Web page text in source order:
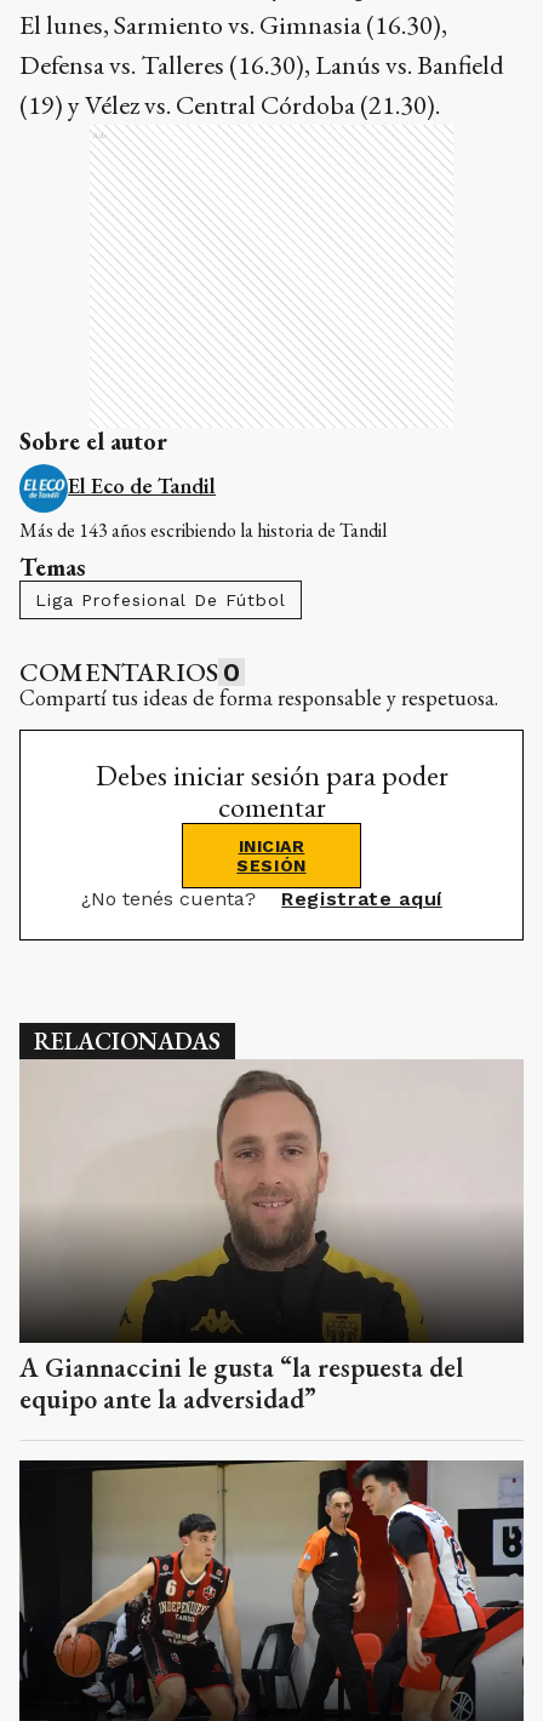
El lunes, Sarmiento vs. Gimnasia (16.30),
Defensa vs. Talleres (16.30), Lanús vs. Banfield
(19) y Vélez vs. Central Córdoba (21.30).
Ads
Sobre el autor
El Eco de Tandil
Más de 143 años escribiendo la historia de Tandil
Temas
Liga Profesional De Fútbol
COMENTARIOS 0
Compartí tus ideas de forma responsable y respetuosa.
Debes iniciar sesión para poder
comentar
INICIAR
SESIÓN
¿No tenés cuenta? Registrate aquí
RELACIONADAS
A Giannaccini le gusta “la respuesta del
equipo ante la adversidad”